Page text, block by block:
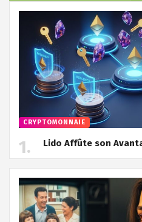
CRYPTOMONNAIE
Lido Affûte son